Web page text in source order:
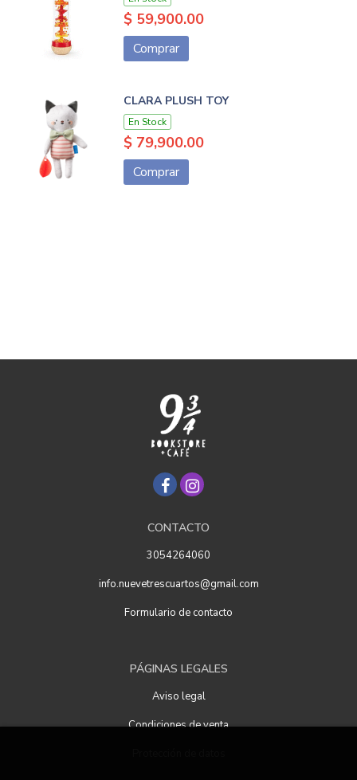
$ 59,900.00
Comprar
CLARA PLUSH TOY
En Stock
$ 79,900.00
Comprar
CONTACTO
3054264060
info.nuevetrescuartos@gmail.com
Formulario de contacto
PÁGINAS LEGALES
Aviso legal
Condiciones de venta